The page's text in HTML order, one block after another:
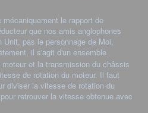
le rapport de
que nos amis anglophones
Unit, pas le personnage de Moi,
il s'agit d'un ensemble
et la transmission du châssis
de rotation du moteur. Il faut
diviser la vitesse de rotation du
retrouver la vitesse obtenue avec